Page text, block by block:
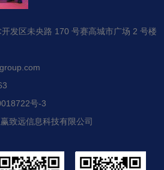
发区未央路 170 号赛高城市广场 2 号楼
号-3
致远信息科技有限公司